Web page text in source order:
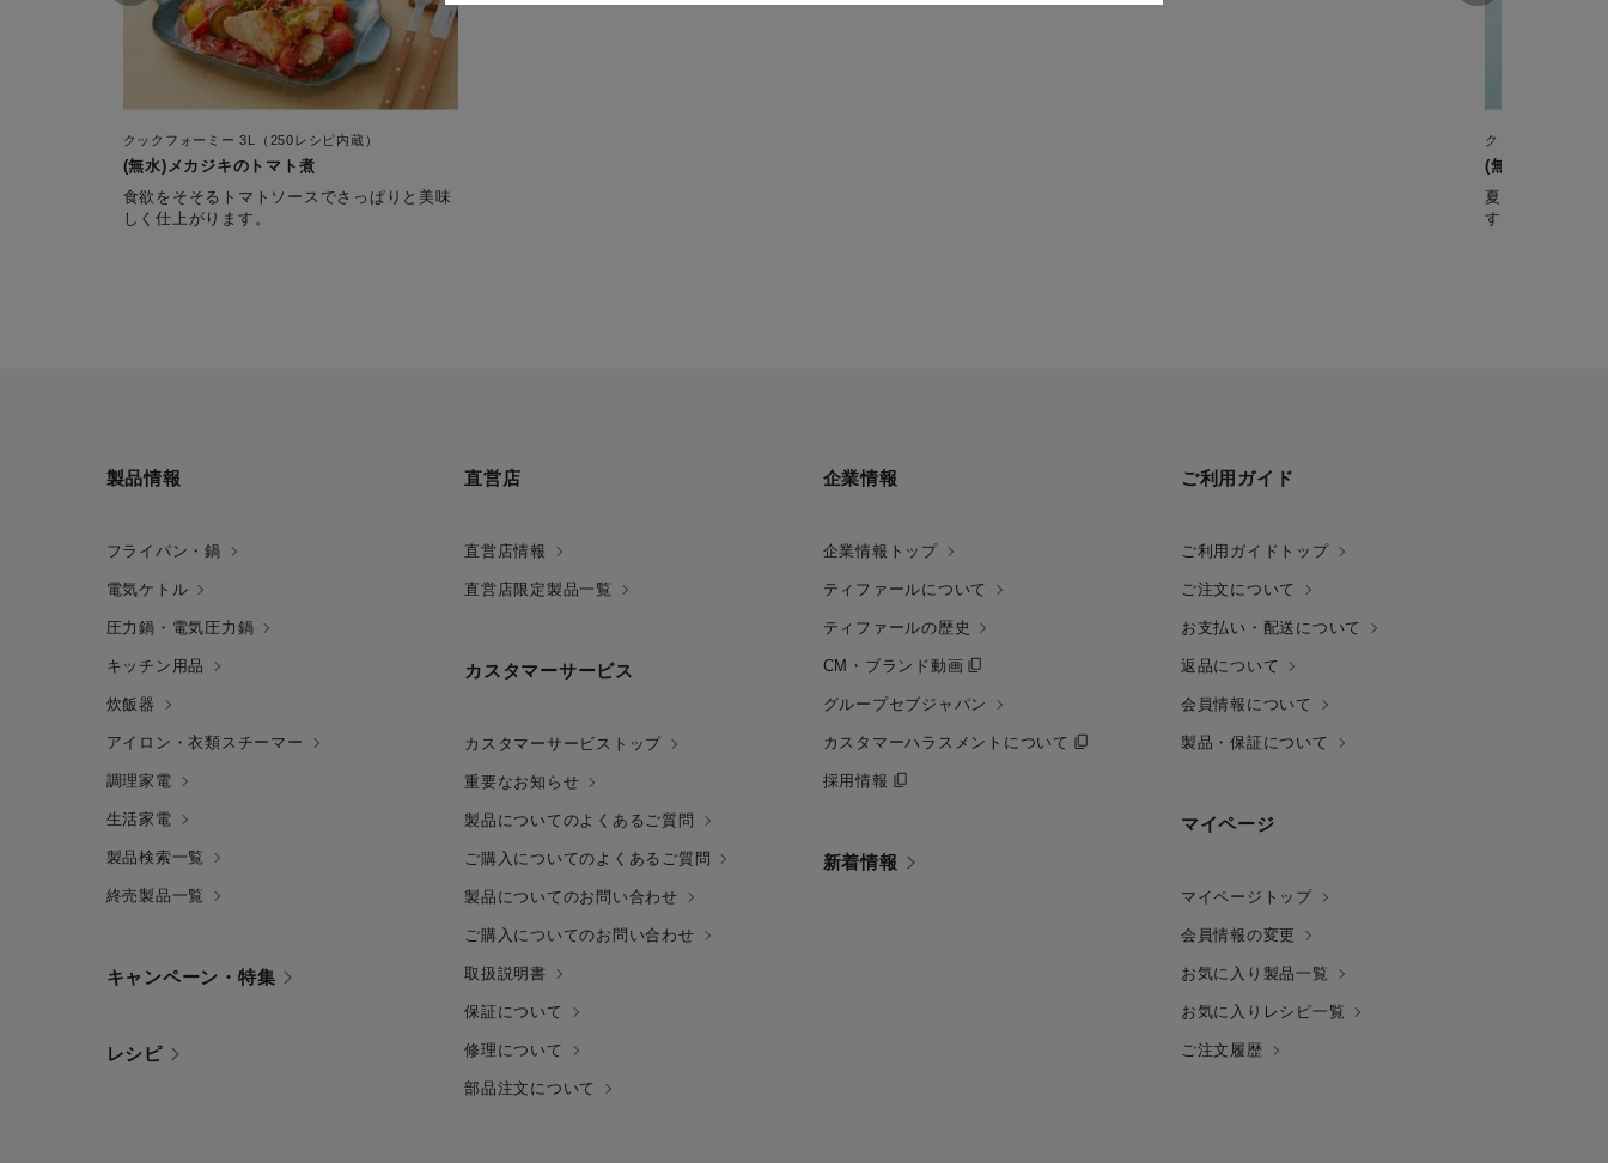
クックフォーミー 3L（250レシピ内蔵）
(無水)メカジキのトマト煮
食欲をそそるトマトソースでさっぱりと美味
しく仕上がります。
クックフォーミー
(無水)夏野菜の
夏に食べたい、
す。
製品情報
フライパン・鍋
電気ケトル
圧力鍋・電気圧力鍋
キッチン用品
炊飯器
アイロン・衣類スチーマー
調理家電
生活家電
製品検索一覧
終売製品一覧
キャンペーン・特集
レシピ
直営店
直営店情報
直営店限定製品一覧
カスタマーサービス
カスタマーサービストップ
重要なお知らせ
製品についてのよくあるご質問
ご購入についてのよくあるご質問
製品についてのお問い合わせ
ご購入についてのお問い合わせ
取扱説明書
保証について
修理について
部品注文について
企業情報
企業情報トップ
ティファールについて
ティファールの歴史
CM・ブランド動画
グループセブジャパン
カスタマーハラスメントについて
採用情報
新着情報
ご利用ガイド
ご利用ガイドトップ
ご注文について
お支払い・配送について
返品について
会員情報について
製品・保証について
マイページ
マイページトップ
会員情報の変更
お気に入り製品一覧
お気に入りレシピ一覧
ご注文履歴